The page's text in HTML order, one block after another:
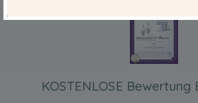
KOSTENLOSE Bewertung